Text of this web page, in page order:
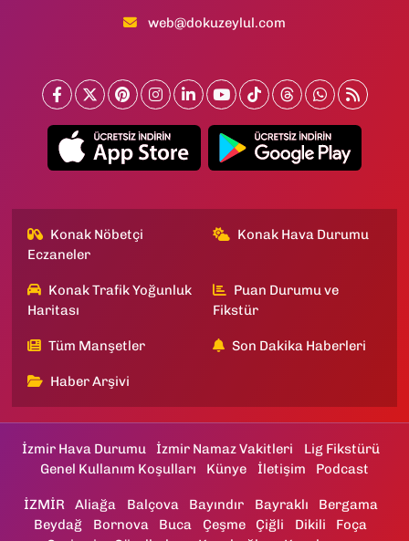
web@dokuzeylul.com
Konak Nöbetçi
Eczaneler
Konak Hava Durumu
Konak Trafik Yoğunluk
Haritası
Puan Durumu ve
Fikstür
Tüm Manşetler Son Dakika Haberleri
Haber Arşivi
İzmir Hava Durumu İzmir Namaz Vakitleri
Lig Fikstürü
Genel Kullanım Koşulları
Künye İletişim Podcast
İZMİR Aliağa Balçova Bayındır Bayraklı
Bergama
Beydağ
Bornova Buca Çeşme Çiğli Dikili
Foça